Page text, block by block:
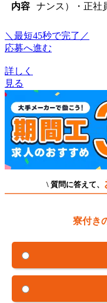
内容
ナンス）・正社
＼最短45秒で完了／
応募へ進む
詳しく
見る
\ 質問に答えて、
寮付き